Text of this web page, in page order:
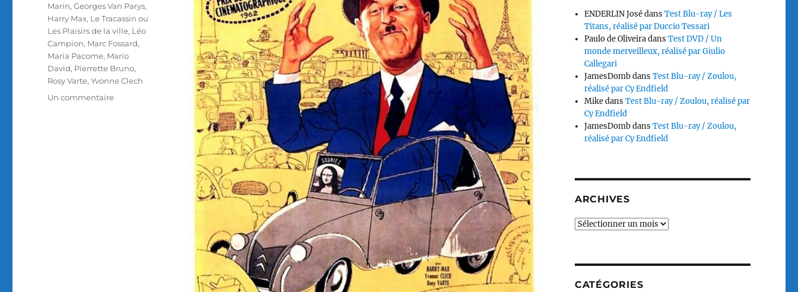
Marin,Georges Van Parys,
Harry Max, Le Tracassin ou
Les Plaisirs de la ville, Léo
Campion, Marc Fossard,
Maria Pacome, Mario
David, Pierrette Bruno,
Rosy Varte,Yvonne Clech
Un commentairesur
ENDERLIN JosédansTest Blu-ray / Les
Titans, réalisé par Duccio Tessari
Paulo de OliveiradansTest DVD / Un
monde merveilleux, réalisé par Giulio
Callegari
JamesDombdansTest Blu-ray / Zoulou,
réalisé par Cy Endfield
MikedansTest Blu-ray / Zoulou, réalisé par
Cy Endfield
JamesDombdansTest Blu-ray / Zoulou,
réalisé par Cy Endfield
ARCHIVES
Archives
CATÉGORIES